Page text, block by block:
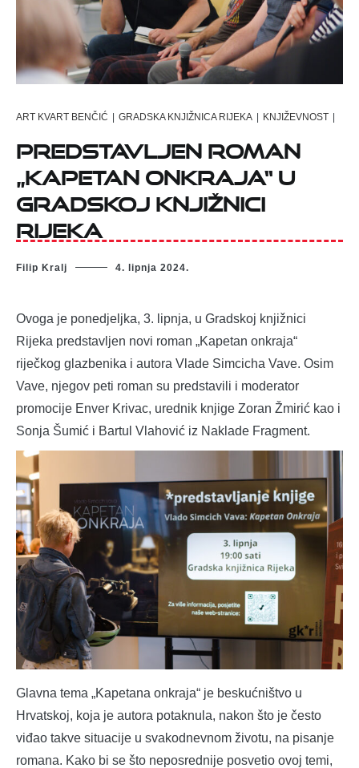
ART KVART BENČIĆ | GRADSKA KNJIŽNICA RIJEKA | KNJIŽEVNOST |
Predstavljen roman
„Kapetan onkraja“ u
Gradskoj knjižnici
Rijeka
Filip Kralj 4. lipnja 2024.
Ovoga je ponedjeljka, 3. lipnja, u Gradskoj knjižnici
Rijeka predstavljen novi roman „Kapetan onkraja“
riječkog glazbenika i autora Vlade Simcicha Vave. Osim
Vave, njegov peti roman su predstavili i moderator
promocije Enver Krivac, urednik knjige Zoran Žmirić kao i
Sonja Šumić i Bartul Vlahović iz Naklade Fragment.
Glavna tema „Kapetana onkraja“ je beskućništvo u
Hrvatskoj, koja je autora potaknula, nakon što je često
viđao takve situacije u svakodnevnom životu, na pisanje
romana. Kako bi se što neposrednije posvetio ovoj temi,